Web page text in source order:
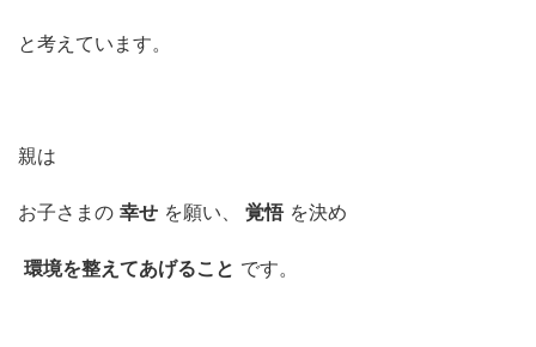
と考えています。
親は
お子さまの 幸せ を願い、 覚悟 を決め
環境を整えてあげること です。